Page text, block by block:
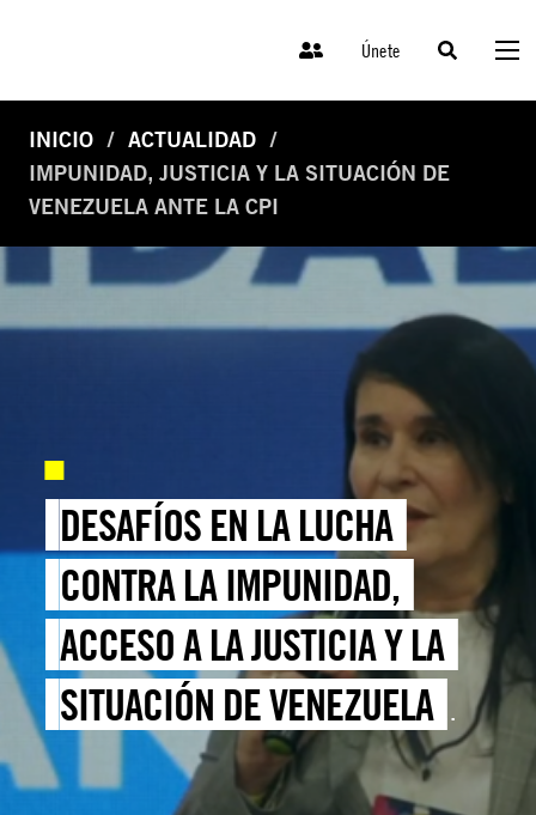
Únete
INICIO
ACTUALIDAD
IMPUNIDAD, JUSTICIA Y LA SITUACIÓN DE
VENEZUELA ANTE LA CPI
DESAFÍOS EN LA LUCHA
CONTRA LA IMPUNIDAD,
ACCESO A LA JUSTICIA Y LA
SITUACIÓN DE VENEZUELA
ANTE LA CPI